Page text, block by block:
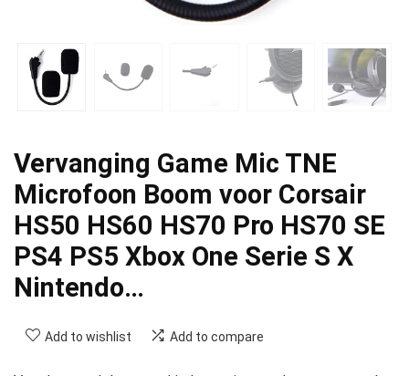
Vervanging Game Mic TNE
Microfoon Boom voor Corsair
HS50 HS60 HS70 Pro HS70 SE
PS4 PS5 Xbox One Serie S X
Nintendo…
Add to wishlist Add to compare